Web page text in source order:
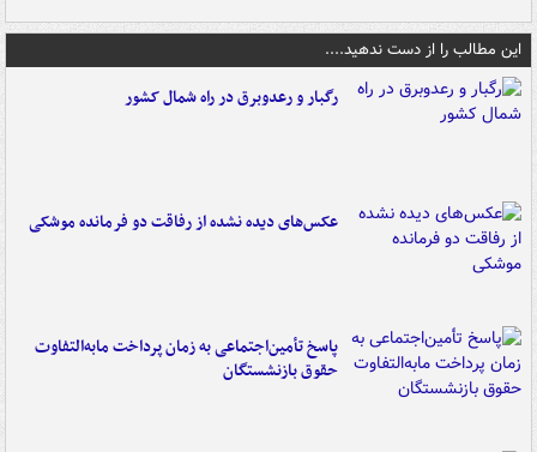
این مطالب را از دست ندهید....
رگبار و رعدوبرق در راه شمال کشور
عکس‌های دیده نشده از رفاقت دو فرمانده‌ موشکی
پاسخ تأمین‌اجتماعی به زمان پرداخت مابه‌التفاوت
حقوق بازنشستگان